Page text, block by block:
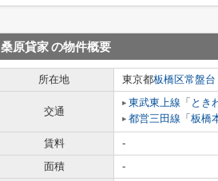
桑原貸家の物件概要
所在地 東京都板橋区常盤台
交通
東武東上線 「 とき
都営三田線 「 板橋
賃料 -
面積
-